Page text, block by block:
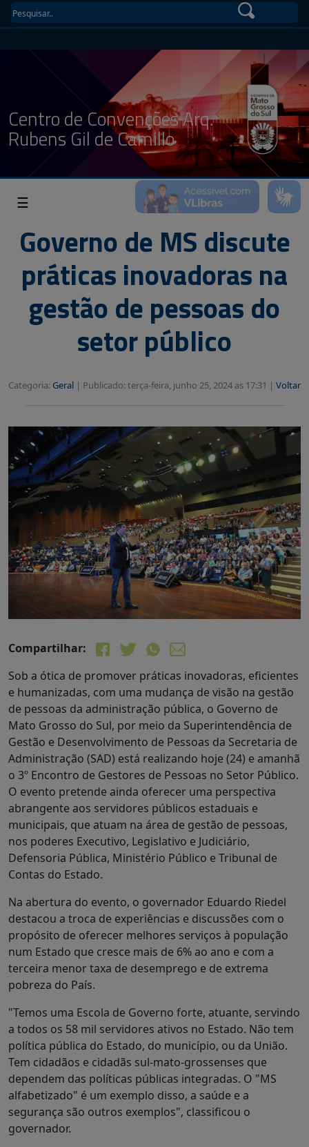
Centro de Convenções Arq.
Rubens Gil de Camillo
☰
Governo de MS discute
práticas inovadoras na
gestão de pessoas do
setor público
Categoria: Geral | Publicado: terça-feira, junho 25, 2024 as 17:31 | Voltar
Compartilhar:
Sob a ótica de promover práticas inovadoras, eficientes
e humanizadas, com uma mudança de visão na gestão
de pessoas da administração pública, o Governo de
Mato Grosso do Sul, por meio da Superintendência de
Gestão e Desenvolvimento de Pessoas da Secretaria de
Administração (SAD) está realizando hoje (24) e amanhã
o 3º Encontro de Gestores de Pessoas no Setor Público.
O evento pretende ainda oferecer uma perspectiva
abrangente aos servidores públicos estaduais e
municipais, que atuam na área de gestão de pessoas,
nos poderes Executivo, Legislativo e Judiciário,
Defensoria Pública, Ministério Público e Tribunal de
Contas do Estado.
Na abertura do evento, o governador Eduardo Riedel
destacou a troca de experiências e discussões com o
propósito de oferecer melhores serviços à população
num Estado que cresce mais de 6% ao ano e com a
terceira menor taxa de desemprego e de extrema
pobreza do País.
"Temos uma Escola de Governo forte, atuante, servindo
a todos os 58 mil servidores ativos no Estado. Não tem
política pública do Estado, do município, ou da União.
Tem cidadãos e cidadãs sul-mato-grossenses que
dependem das políticas públicas integradas. O "MS
alfabetizado" é um exemplo disso, a saúde e a
segurança são outros exemplos", classificou o
governador.